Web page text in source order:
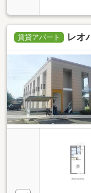
賃貸アパート レオ